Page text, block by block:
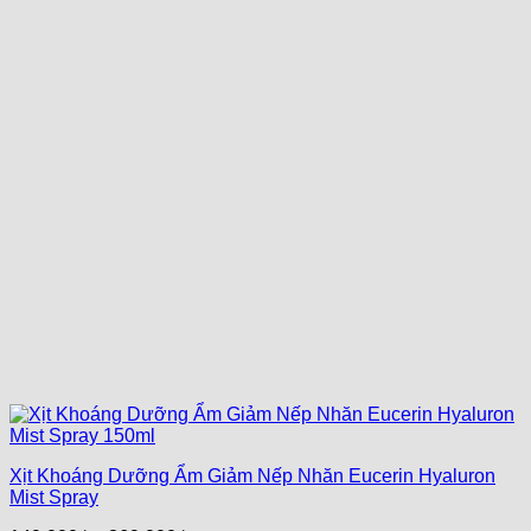
Xịt Khoáng Dưỡng Ẩm Giảm Nếp Nhăn Eucerin Hyaluron
Mist Spray